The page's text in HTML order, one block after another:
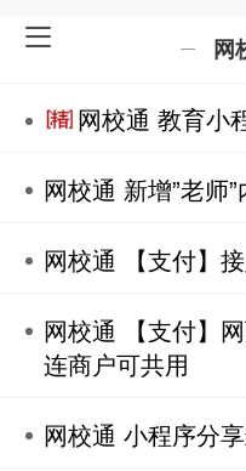
网
网校通 教育小
网校通 新增”老师
网校通 【支付】
网校通 【支付】
连商户可共用
网校通 小程序分